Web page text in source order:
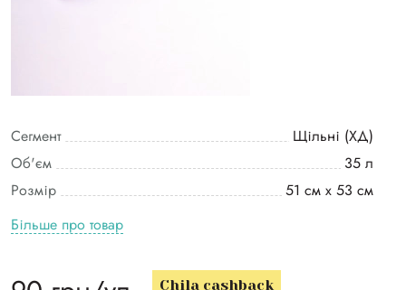
Сегмент
Щільні (ХД)
Об'єм
35 л
Розмір
51 см х 53 см
Більше про товар
Chila cashback